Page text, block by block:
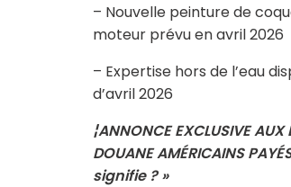
– Nouvelle peinture de
moteur prévu en avril 2026
– Expertise hors de l’eau
d’avril 2026
¦ANNONCE EXCLUSIVE
DOUANE AMÉRICAINS
signifie ? »